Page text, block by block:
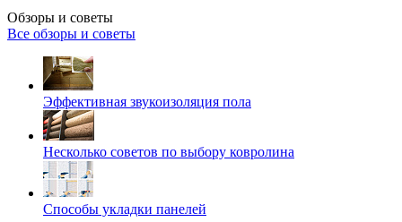
Обзоры и советы
Все обзоры и советы
Эффективная звукоизоляция пола
Несколько советов по выбору ковролина
Способы укладки панелей